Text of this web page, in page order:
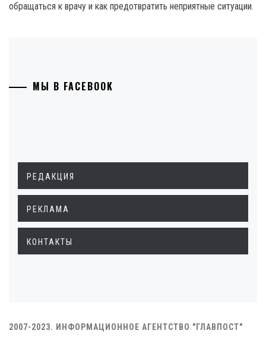
обращаться к врачу и как предотвратить неприятные ситуации.
МЫ В FACEBOOK
РЕДАКЦИЯ
РЕКЛАМА
КОНТАКТЫ
2007-2023. ИНФОРМАЦИОННОЕ АГЕНТСТВО "ГЛАВПОСТ"